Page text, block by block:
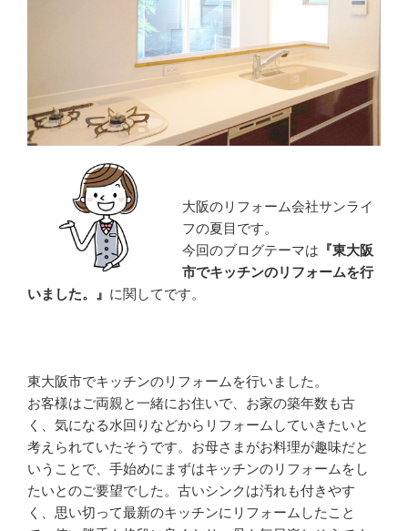
大阪のリフォーム会社サンライ
フの夏目です。
今回のブログテーマは 『東大阪
市でキッチンのリフォームを行
いました。』 に関してです。
東大阪市でキッチンのリフォームを行いました。
お客様はご両親と一緒にお住いで、お家の築年数も古
く、気になる水回りなどからリフォームしていきたいと
考えられていたそうです。お母さまがお料理が趣味だと
いうことで、手始めにまずはキッチンのリフォームをし
たいとのご要望でした。古いシンクは汚れも付きやす
く、思い切って最新のキッチンにリフォームしたこと